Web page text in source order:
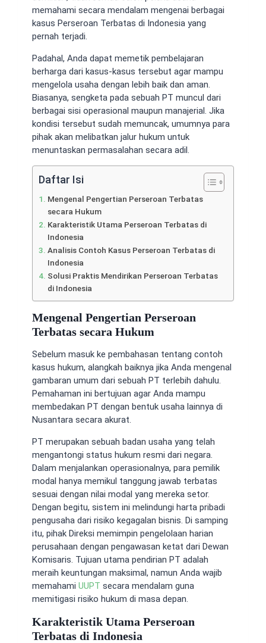
memahami secara mendalam mengenai berbagai
kasus Perseroan Terbatas di Indonesia yang
pernah terjadi.
Padahal, Anda dapat memetik pembelajaran
berharga dari kasus-kasus tersebut agar mampu
mengelola usaha dengan lebih baik dan aman.
Biasanya, sengketa pada sebuah PT muncul dari
berbagai sisi operasional maupun manajerial. Jika
kondisi tersebut sudah memuncak, umumnya para
pihak akan melibatkan jalur hukum untuk
menuntaskan permasalahan secara adil.
Daftar Isi
Mengenal Pengertian Perseroan Terbatas
secara Hukum
Karakteristik Utama Perseroan Terbatas di
Indonesia
Analisis Contoh Kasus Perseroan Terbatas di
Indonesia
Solusi Praktis Mendirikan Perseroan Terbatas
di Indonesia
Mengenal Pengertian Perseroan
Terbatas secara Hukum
Sebelum masuk ke pembahasan tentang contoh
kasus hukum, alangkah baiknya jika Anda mengenal
gambaran umum dari sebuah PT terlebih dahulu.
Pemahaman ini bertujuan agar Anda mampu
membedakan PT dengan bentuk usaha lainnya di
Nusantara secara akurat.
PT merupakan sebuah badan usaha yang telah
mengantongi status hukum resmi dari negara.
Dalam menjalankan operasionalnya, para pemilik
modal hanya memikul tanggung jawab terbatas
sesuai dengan nilai modal yang mereka setor.
Dengan begitu, sistem ini melindungi harta pribadi
pengusaha dari risiko kegagalan bisnis. Di samping
itu, pihak Direksi memimpin pengelolaan harian
perusahaan dengan pengawasan ketat dari Dewan
Komisaris. Tujuan utama pendirian PT adalah
meraih keuntungan maksimal, namun Anda wajib
memahami UUPT secara mendalam guna
memitigasi risiko hukum di masa depan.
Karakteristik Utama Perseroan
Terbatas di Indonesia